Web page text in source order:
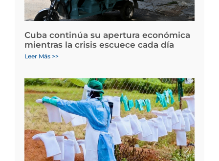
Cuba continúa su apertura económica
mientras la crisis escuece cada día
Leer Más >>